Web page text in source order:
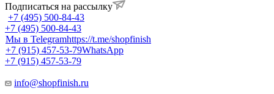
Подписаться на рассылку
+7 (495) 500-84-43
+7 (495) 500-84-43
Мы в Telegramhttps://t.me/shopfinish
+7 (915) 457-53-79WhatsApp
+7 (915) 457-53-79
info@shopfinish.ru